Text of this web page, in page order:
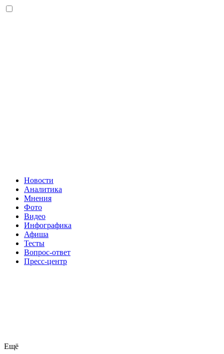
Новости
Аналитика
Мнения
Фото
Видео
Инфографика
Афиша
Тесты
Вопрос-ответ
Пресс-центр
Ещё